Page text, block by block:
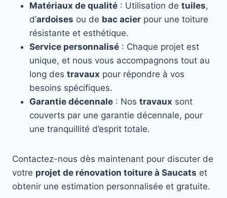
Matériaux de qualité : Utilisation de tuiles,
d’ardoises ou de bac acier pour une toiture
résistante et esthétique.
Service personnalisé : Chaque projet est
unique, et nous vous accompagnons tout au
long des travaux pour répondre à vos
besoins spécifiques.
Garantie décennale : Nos travaux sont
couverts par une garantie décennale, pour
une tranquillité d’esprit totale.
Contactez-nous dès maintenant pour discuter de
votre projet de rénovation toiture à Saucats et
obtenir une estimation personnalisée et gratuite.